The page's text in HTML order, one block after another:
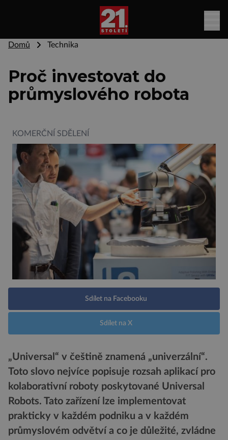
Domů Technika
Proč investovat do
průmyslového robota
KOMERČNÍ SDĚLENÍ
Sdílet na Facebooku
Sdílet na X
„Universal“ v češtině znamená „univerzální“.
Toto slovo nejvíce popisuje rozsah aplikací pro
kolaborativní roboty poskytované Universal
Robots. Tato zařízení lze implementovat
prakticky v každém podniku a v každém
průmyslovém odvětví a co je důležité, zvládne